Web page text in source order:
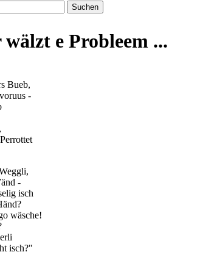
e Probleem ...
Bueb,
-
-
isch
wäsche!
isch?"